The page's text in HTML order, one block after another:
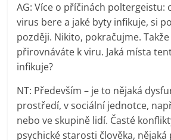
AG: Více o příčinách poltergeistu:
virus bere a jaké byty infikuje, si
později. Nikito, pokračujme.
přirovnáváte k viru. Jaká místa
infikuje?
NT: Především – je to nějaká
prostředí, v sociální jednotce,
nebo ve skupině lidí. Časté
psychické starosti člověka, nějaká